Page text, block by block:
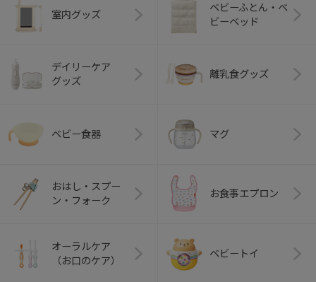
室内グッズ
ベビーふとん・ベ
ビーベッド
デイリーケア
グッズ
離乳食グッズ
ベビー食器 マグ
おはし・スプー
ン・フォーク
お食事エプロン
オーラルケア
（お口のケア）
ベビートイ